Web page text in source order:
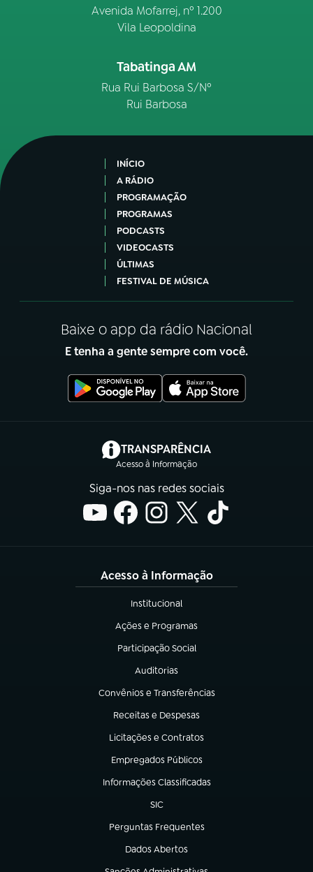
Avenida Mofarrej, nº 1.200
Vila Leopoldina
Tabatinga AM
Rua Rui Barbosa S/Nº
Rui Barbosa
INÍCIO
A RÁDIO
PROGRAMAÇÃO
PROGRAMAS
PODCASTS
VIDEOCASTS
ÚLTIMAS
FESTIVAL DE MÚSICA
Baixe o app da rádio Nacional
E tenha a gente sempre com você.
TRANSPARÊNCIA
Acesso à Informação
(abre em nova aba)
Siga-nos nas redes sociais
Acesso à Informação
Institucional
(abre em nova aba)
Ações e Programas
(abre em nova aba)
Participação Social
(abre em nova aba)
Auditorias
(abre em nova aba)
Convênios e Transferências
(abre em nova aba)
Receitas e Despesas
(abre em nova aba)
Licitações e Contratos
(abre em nova aba)
Empregados Públicos
(abre em nova aba)
Informações Classificadas
(abre em nova aba)
SIC
(abre em nova aba)
Perguntas Frequentes
(abre em nova aba)
Dados Abertos
(abre em nova aba)